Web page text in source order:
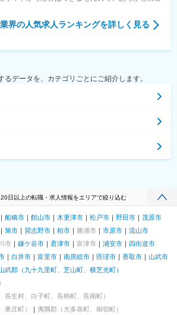
界の人気求人ランキングを詳しく見る
データを、カテゴリごとにご紹介します。
日以上の転職・求人情報をエリアで絞り込む
船橋市 館山市 木更津市 松戸市 野田市
茂原市
旭市 習志野市 柏市 勝浦市 市原市
流山市
市 鎌ケ谷市 君津市 富津市 浦安市
四街道市
白井市 富里市 南房総市 匝瑳市 香取市
山武市
武郡（九十九里町、芝山町、横芝光町）
長生村、白子町、長柄町、長南町）
東庄町）
夷隅郡（大多喜町、御宿町）